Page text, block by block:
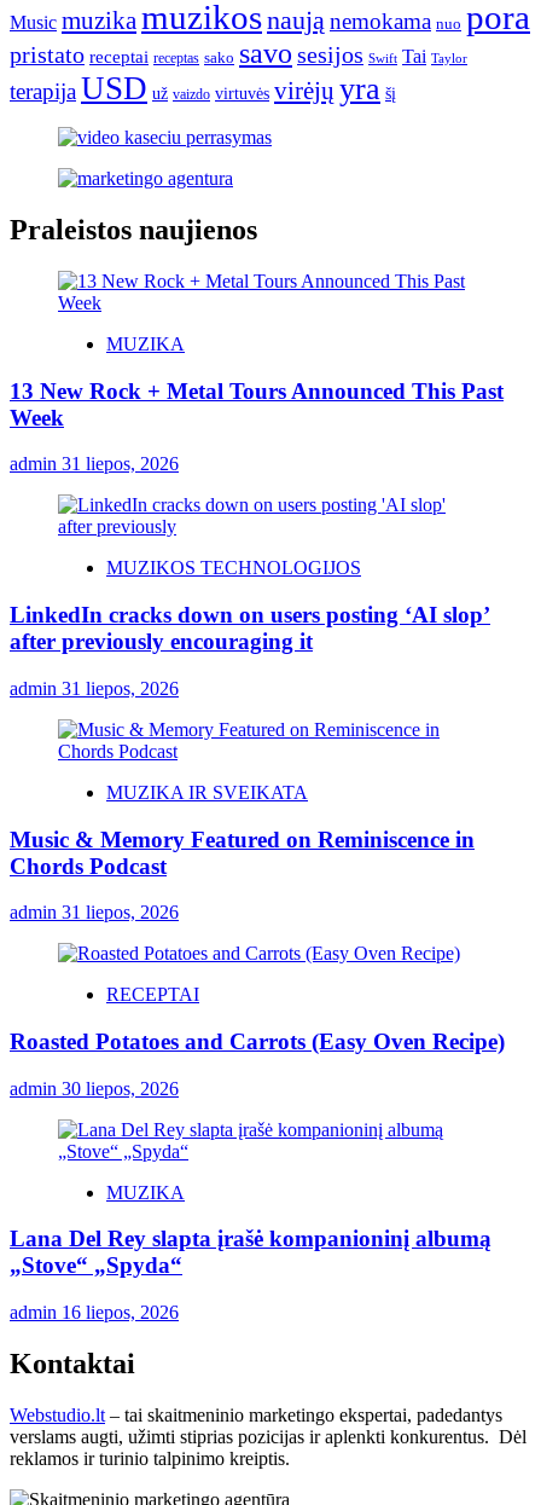
Music muzikamuzikosnaująnemokama nuo pora
pristato receptai receptas sako savo sesijos Swift Tai Taylor
terapijaUSD už vaizdo virtuvės virėjų yra šį
Praleistos naujienos
MUZIKA
13 New Rock + Metal Tours Announced This Past
Week
admin 31 liepos, 2026
MUZIKOS TECHNOLOGIJOS
LinkedIn cracks down on users posting ‘AI slop’
after previously encouraging it
admin 31 liepos, 2026
MUZIKA IR SVEIKATA
Music & Memory Featured on Reminiscence in
Chords Podcast
admin 31 liepos, 2026
RECEPTAI
Roasted Potatoes and Carrots (Easy Oven Recipe)
admin 30 liepos, 2026
MUZIKA
Lana Del Rey slapta įrašė kompanioninį albumą
„Stove“ „Spyda“
admin 16 liepos, 2026
Kontaktai
Webstudio.lt – tai skaitmeninio marketingo ekspertai, padedantys
verslams augti, užimti stiprias pozicijas ir aplenkti konkurentus. Dėl
reklamos ir turinio talpinimo kreiptis.